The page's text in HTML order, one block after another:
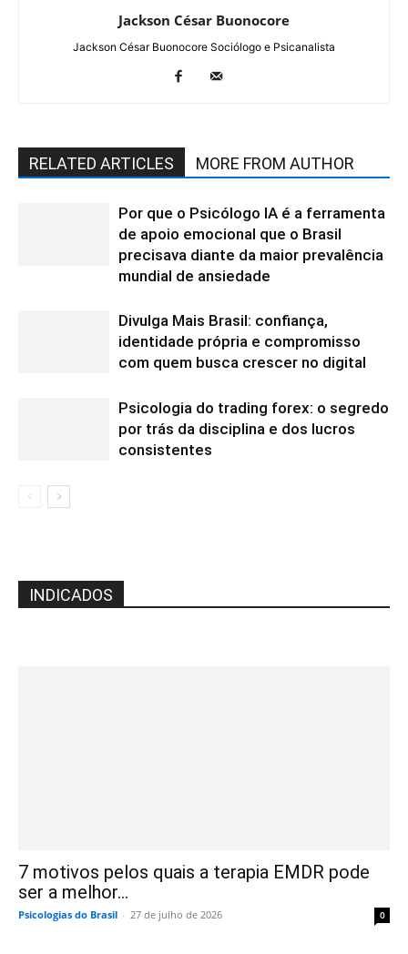
Jackson César Buonocore
Jackson César Buonocore Sociólogo e Psicanalista
RELATED ARTICLES MORE FROM AUTHOR
Por que o Psicólogo IA é a ferramenta
de apoio emocional que o Brasil
precisava diante da maior prevalência
mundial de ansiedade
Divulga Mais Brasil: confiança,
identidade própria e compromisso
com quem busca crescer no digital
Psicologia do trading forex: o segredo
por trás da disciplina e dos lucros
consistentes
INDICADOS
7 motivos pelos quais a terapia EMDR pode
ser a melhor...
Psicologias do Brasil - 27 de julho de 2026 0